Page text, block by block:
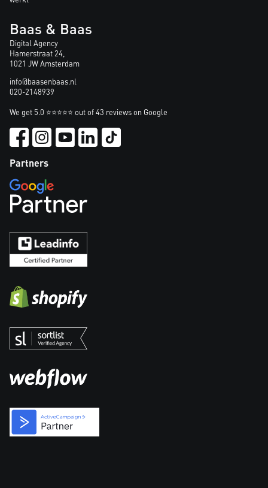
Baas & Baas
Digital Agency
Hamerstraat 24,
1021 JW Amsterdam
info@baasenbaas.nl
020-2148939
We get 5.0 ⭐⭐⭐⭐⭐ out of 43 reviews on Google
Partners